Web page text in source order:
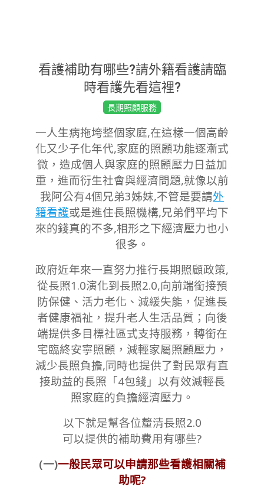
看護補助有哪些?請外籍看護請臨
時看護先看這裡?
09
長期照顧服務
一人生病拖垮整個家庭,在這樣一個高齡
化又少子化年代,家庭的照顧功能逐漸式
微，造成個人與家庭的照顧壓力日益加
重，進而衍生社會與經濟問題,就像以前
我阿公有4個兄弟3姊妹,不管是要請外
籍看護或是進住長照機構,兄弟們平均下
來的錢真的不多,相形之下經濟壓力也小
很多。
政府近年來一直努力推行長期照顧政策,
從長照1.0演化到長照2.0,向前端銜接預
防保健、活力老化、減緩失能，促進長
者健康福祉，提升老人生活品質；向後
端提供多目標社區式支持服務，轉銜在
宅臨終安寧照顧，減輕家屬照顧壓力，
減少長照負擔,同時也提供了對民眾有直
接助益的長照「4包錢」以有效減輕長
照家庭的負擔經濟壓力。
以下就是幫各位釐清長照2.0
可以提供的補助費用有哪些?
(一)一般民眾可以申請那些看護相關補
助呢?